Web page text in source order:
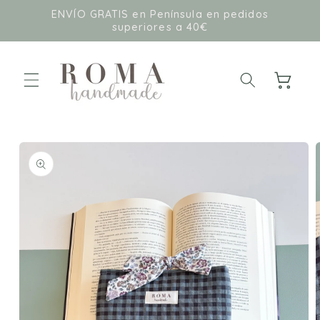
directamenteENVÍO GRATIS en Península en pedidos
superiores a 40€
Carrito
directamente
información